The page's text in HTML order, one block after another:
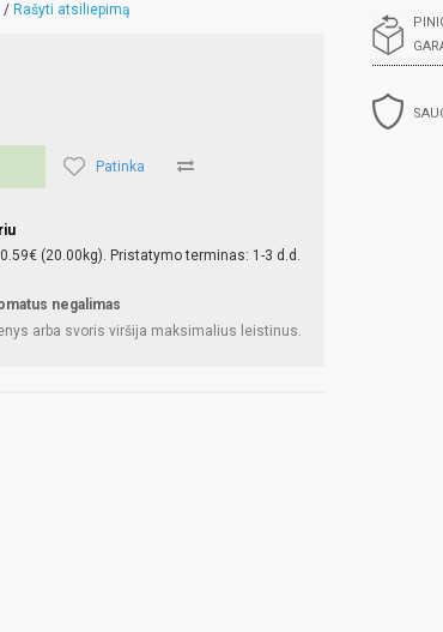
/ Rašyti atsiliepimą
Patinka
(20.00kg). Pristatymo terminas: 1-3 d.d.
negalimas
arba svoris viršija maksimalius leistinus.